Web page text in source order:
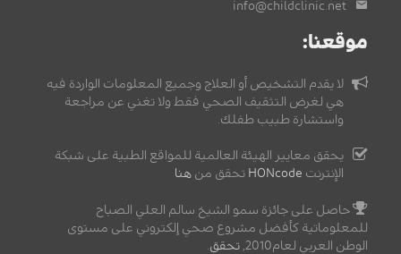
info@childclinic.net
موقعنا:
لا يقدم التشخيص أو العلاج وجميع المعلومات الواردة فيه
هي لغرض التثقيف الصحي فقط ولا تغني عن مراجعة
واستشارة طبيب طفلك.
يحقق معايير الهيئة العالمية للمواقع الطبية على شبكة
الإنترنت HONcode تحقق من هنا
حاصل على جائزة سمو الشيخ سالم العلي الصباح
للمعلوماتية كأفضل مشروع صحي إلكتروني على مستوى
الوطن العربي لعام2010,
تحقق.